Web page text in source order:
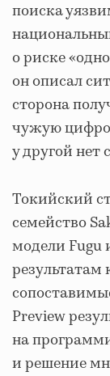
поиска
о риске
он описал
сторона
чужую
у другой нет
Токийский
семейство
модели Fugu
Preview
на
и решение